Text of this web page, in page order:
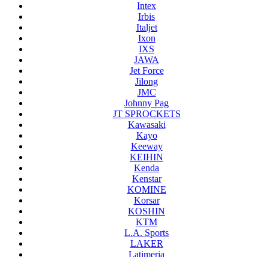
Intex
Irbis
Italjet
Ixon
IXS
JAWA
Jet Force
Jilong
JMC
Johnny Pag
JT SPROCKETS
Kawasaki
Kayo
Keeway
KEIHIN
Kenda
Kenstar
KOMINE
Korsar
KOSHIN
KTM
L.A. Sports
LAKER
Latimeria